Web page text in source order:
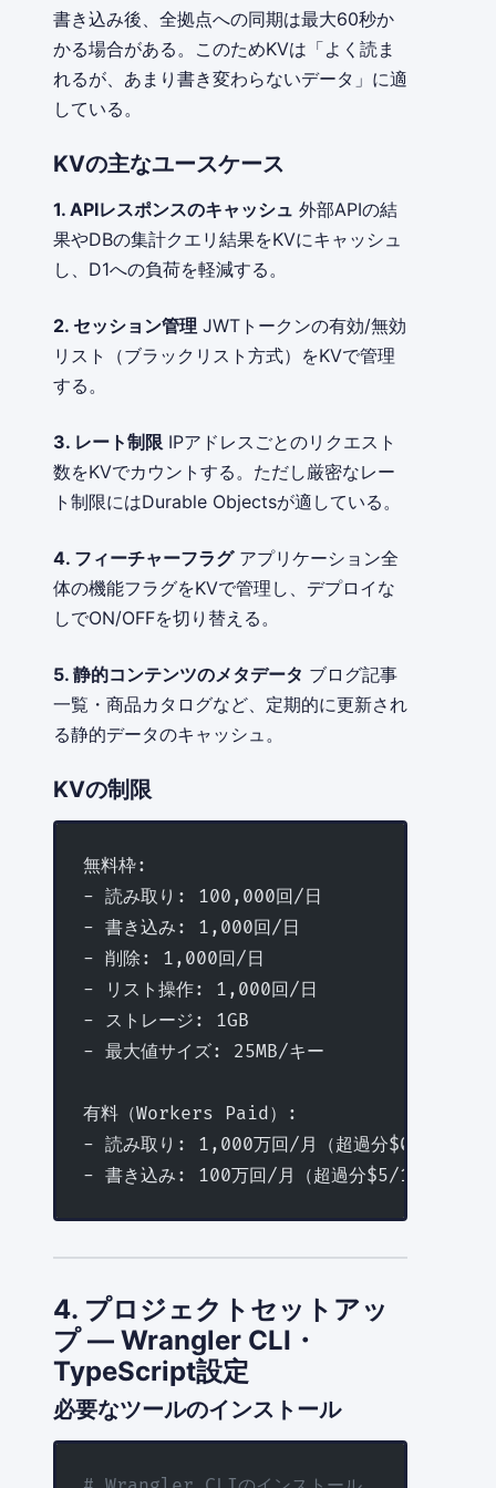
書き込み後、全拠点への同期は最大60秒か
かる場合がある。このためKVは「よく読ま
れるが、あまり書き変わらないデータ」に適
している。
KVの主なユースケース
1. APIレスポンスのキャッシュ 外部APIの結
果やDBの集計クエリ結果をKVにキャッシュ
し、D1への負荷を軽減する。
2. セッション管理 JWTトークンの有効/無効
リスト（ブラックリスト方式）をKVで管理
する。
3. レート制限 IPアドレスごとのリクエスト
数をKVでカウントする。ただし厳密なレー
ト制限にはDurable Objectsが適している。
4. フィーチャーフラグアプリケーション全
体の機能フラグをKVで管理し、デプロイな
しでON/OFFを切り替える。
5. 静的コンテンツのメタデータ ブログ記事
一覧・商品カタログなど、定期的に更新され
る静的データのキャッシュ。
KVの制限
無料枠:
- 読み取り: 100,000回/日
- 書き込み: 1,000回/日
- 削除: 1,000回/日
- リスト操作: 1,000回/日
- ストレージ: 1GB
- 最大値サイズ: 25MB/キー
有料（Workers Paid）:
- 読み取り: 1,000万回/月（超過分$0.50/100
- 書き込み: 100万回/月（超過分$5/100万回）
4. プロジェクトセットアッ
プ — Wrangler CLI・
TypeScript設定
必要なツールのインストール